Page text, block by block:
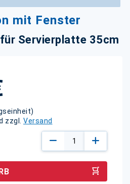
mit Fenster
Servierplatte 35cm
zzgl. Versand